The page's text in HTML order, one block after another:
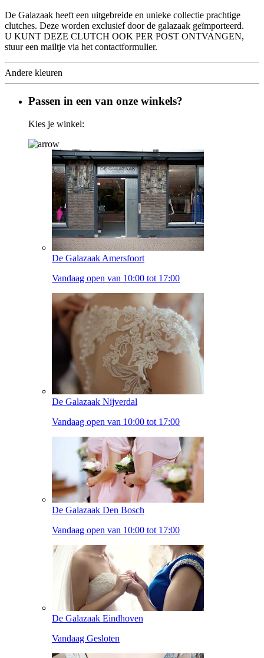
De Galazaak heeft een uitgebreide en unieke collectie prachtige
clutches. Deze worden exclusief door de galazaak geïmporteerd.
U KUNT DEZE CLUTCH OOK PER POST ONTVANGEN,
stuur een mailtje via het contactformulier.
Andere kleuren
Passen in een van onze winkels?
Kies je winkel:
De Galazaak Amersfoort
Vandaag open van 10:00 tot 17:00
De Galazaak Nijverdal
Vandaag open van 10:00 tot 17:00
De Galazaak Den Bosch
Vandaag open van 10:00 tot 17:00
De Galazaak Eindhoven
Vandaag Gesloten